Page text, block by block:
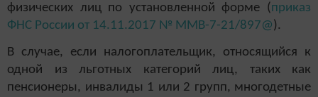
физических лиц по установленной форме (приказ
ФНС России от 14.11.2017 № ММВ-7-21/897@ ).
В случае, если налогоплательщик, относящийся к
одной из льготных категорий лиц, таких как
пенсионеры, инвалиды 1 или 2 групп, многодетные